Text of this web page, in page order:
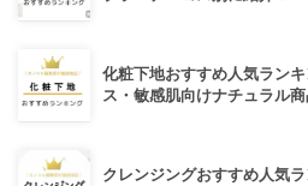
化粧下地おすすめ人気ラン
ス・敏感肌向けナチュラル商
クレンジングおすすめ人気